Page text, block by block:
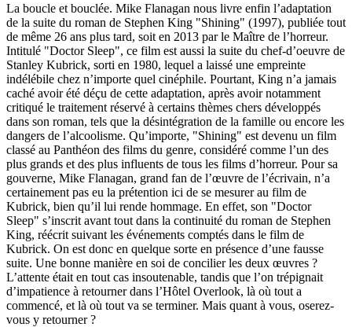
La boucle et bouclée. Mike Flanagan nous livre enfin l’adaptation
de la suite du roman de Stephen King "Shining" (1997), publiée tout
de même 26 ans plus tard, soit en 2013 par le Maître de l’horreur.
Intitulé "Doctor Sleep", ce film est aussi la suite du chef-d’oeuvre de
Stanley Kubrick, sorti en 1980, lequel a laissé une empreinte
indélébile chez n’importe quel cinéphile. Pourtant, King n’a jamais
caché avoir été déçu de cette adaptation, après avoir notamment
critiqué le traitement réservé à certains thèmes chers développés
dans son roman, tels que la désintégration de la famille ou encore les
dangers de l’alcoolisme. Qu’importe, "Shining" est devenu un film
classé au Panthéon des films du genre, considéré comme l’un des
plus grands et des plus influents de tous les films d’horreur. Pour sa
gouverne, Mike Flanagan, grand fan de l’œuvre de l’écrivain, n’a
certainement pas eu la prétention ici de se mesurer au film de
Kubrick, bien qu’il lui rende hommage. En effet, son "Doctor
Sleep" s’inscrit avant tout dans la continuité du roman de Stephen
King, réécrit suivant les événements comptés dans le film de
Kubrick. On est donc en quelque sorte en présence d’une fausse
suite. Une bonne manière en soi de concilier les deux œuvres ?
L’attente était en tout cas insoutenable, tandis que l’on trépignait
d’impatience à retourner dans l’Hôtel Overlook, là où tout a
commencé, et là où tout va se terminer. Mais quant à vous, oserez-
vous y retourner ?